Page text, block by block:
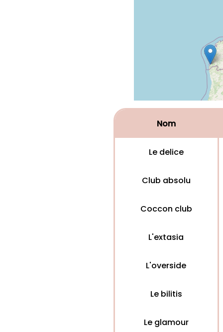
Nom
Le delice
Club absolu
Coccon club
L'extasia
L'overside
Le bilitis
Le glamour